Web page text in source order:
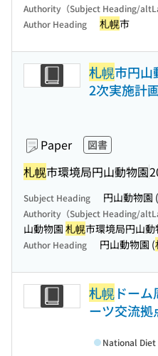
Authority（Subject Heading/
Author Heading 札幌市
札幌市円山
2次実施計
Paper 図書
札幌市環境局円山動物園
Subject Heading 円山動物園 (
Authority（Subject Heading/
山動物園 札幌市環境局円山
Author Heading 円山動物園 (
札幌ドー
ーツ交流拠
National